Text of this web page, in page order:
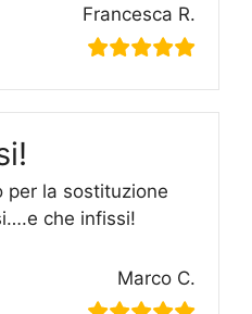
Francesca R.
per la sostituzione
che infissi!
Marco C.